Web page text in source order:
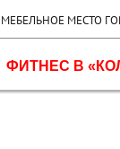
МЕБЕЛЬНОЕ МЕСТО
ФИТНЕС В